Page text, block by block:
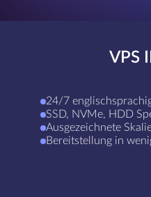
VPS
24/7
SSD, NVMe, HDD
Ausgezeichnete
Bereitstellung in